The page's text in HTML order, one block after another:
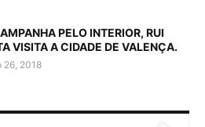
PELO INTERIOR, RUI
VISITA A CIDADE DE VALENÇA.
26, 2018